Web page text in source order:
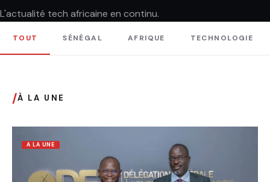
L'actualité tech africaine en continu.
TOUT SÉNÉGAL AFRIQUE TECHNOLOGIE
/À LA UNE
A LA UNE